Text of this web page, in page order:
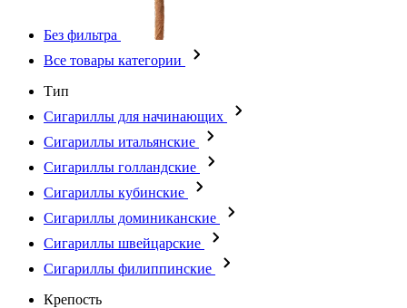
Без фильтра
Все товары категории
Тип
Сигариллы для начинающих
Сигариллы итальянские
Сигариллы голландские
Сигариллы кубинские
Сигариллы доминиканские
Сигариллы швейцарские
Сигариллы филиппинские
Крепость